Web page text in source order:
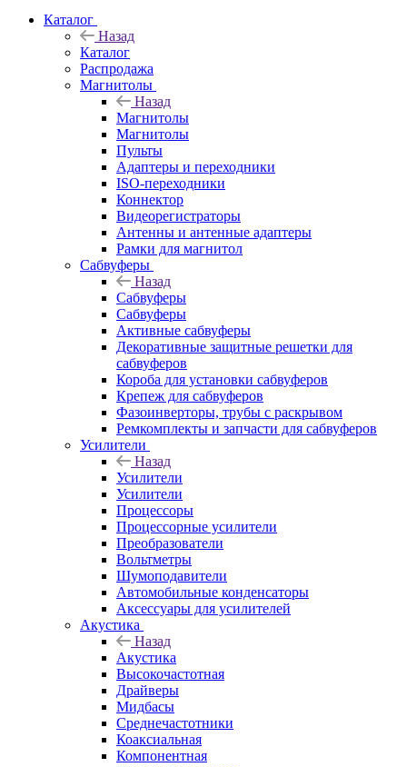
Каталог
Назад
Каталог
Распродажа
Магнитолы
Назад
Магнитолы
Магнитолы
Пульты
Адаптеры и переходники
ISO-переходники
Коннектор
Видеорегистраторы
Антенны и антенные адаптеры
Рамки для магнитол
Сабвуферы
Назад
Сабвуферы
Сабвуферы
Активные сабвуферы
Декоративные защитные решетки для
сабвуферов
Короба для установки сабвуферов
Крепеж для сабвуферов
Фазоинверторы, трубы с раскрывом
Ремкомплекты и запчасти для сабвуферов
Усилители
Назад
Усилители
Усилители
Процессоры
Процессорные усилители
Преобразователи
Вольтметры
Шумоподавители
Автомобильные конденсаторы
Аксессуары для усилителей
Акустика
Назад
Акустика
Высокочастотная
Драйверы
Мидбасы
Среднечастотники
Коаксиальная
Компонентная